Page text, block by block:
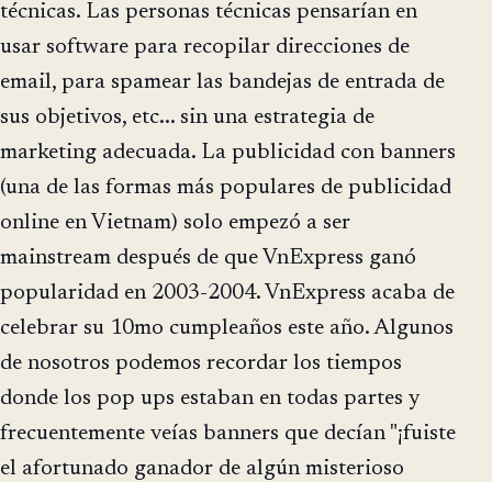
técnicas. Las personas técnicas pensarían en
usar software para recopilar direcciones de
email, para spamear las bandejas de entrada de
sus objetivos, etc... sin una estrategia de
marketing adecuada. La publicidad con banners
(una de las formas más populares de publicidad
online en Vietnam) solo empezó a ser
mainstream después de que VnExpress ganó
popularidad en 2003-2004. VnExpress acaba de
celebrar su 10mo cumpleaños este año. Algunos
de nosotros podemos recordar los tiempos
donde los pop ups estaban en todas partes y
frecuentemente veías banners que decían "¡fuiste
el afortunado ganador de algún misterioso